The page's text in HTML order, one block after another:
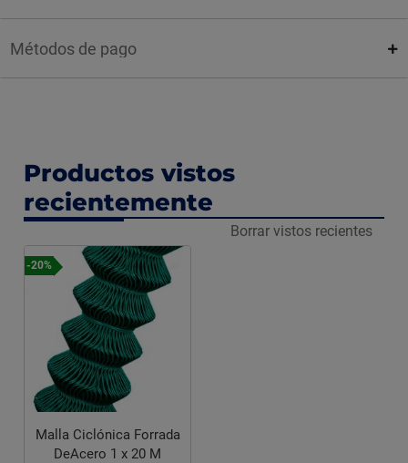
Métodos de pago
Productos vistos
recientemente
Borrar vistos recientes
-20%
Malla Ciclónica Forrada
DeAcero 1 x 20 M